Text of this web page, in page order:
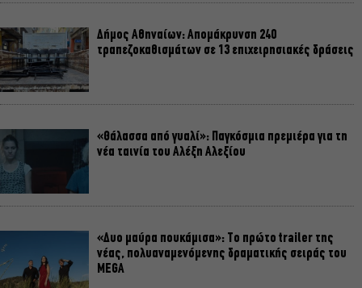
Δήμος Αθηναίων: Απομάκρυνση 240
τραπεζοκαθισμάτων σε 13 επιχειρησιακές δράσεις
«Θάλασσα από γυαλί»: Παγκόσμια πρεμιέρα για τη
νέα ταινία του Αλέξη Αλεξίου
«Δυο μαύρα πουκάμισα»: Το πρώτο trailer της
νέας, πολυαναμενόμενης δραματικής σειράς του
MEGA